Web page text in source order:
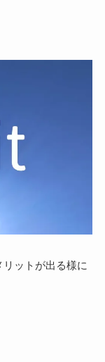
ットが出る様に